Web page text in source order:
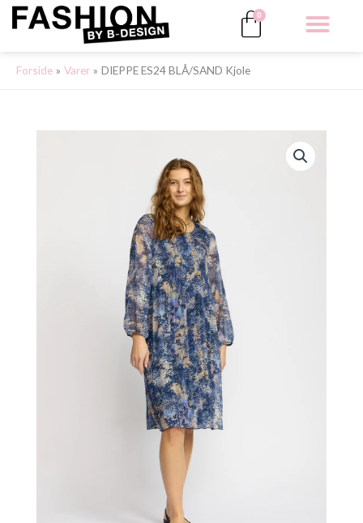
Gå
0
Kurv
Forside Varer DIEPPE ES24 BLÅ/SAND Kjole